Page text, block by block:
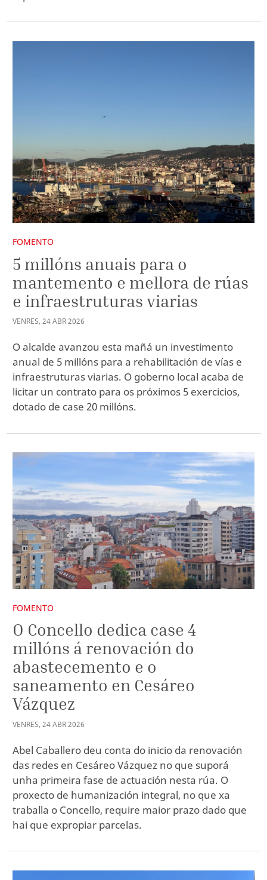
FOMENTO
5 millóns anuais para o
mantemento e mellora de rúas
e infraestruturas viarias
VENRES, 24ABR2026
O alcalde avanzou esta mañá un investimento
anual de 5 millóns para a rehabilitación de vías e
infraestruturas viarias. O goberno local acaba de
licitar un contrato para os próximos 5 exercicios,
dotado de case 20 millóns.
FOMENTO
O Concello dedica case 4
millóns á renovación do
abastecemento e o
saneamento en Cesáreo
Vázquez
VENRES, 24ABR2026
Abel Caballero deu conta do inicio da renovación
das redes en Cesáreo Vázquez no que suporá
unha primeira fase de actuación nesta rúa. O
proxecto de humanización integral, no que xa
traballa o Concello, require maior prazo dado que
hai que expropiar parcelas.